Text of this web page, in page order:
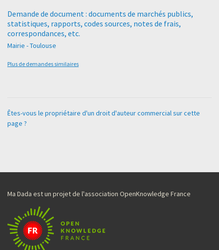
Demande de document : documents de marchés publics,
statistiques, rapports, codes sources, notes de frais,
correspondances, etc.
Mairie - Toulouse
Plus de demandes similaires
Êtes-vous le propriétaire d'un droit d'auteur commercial sur cette
page ?
Ma Dada est un projet de l'association OpenKnowledge France